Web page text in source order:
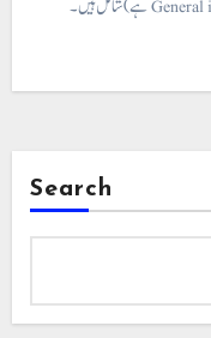
ہے) شامل ہیں۔ General insurance includes third-party liability
Search